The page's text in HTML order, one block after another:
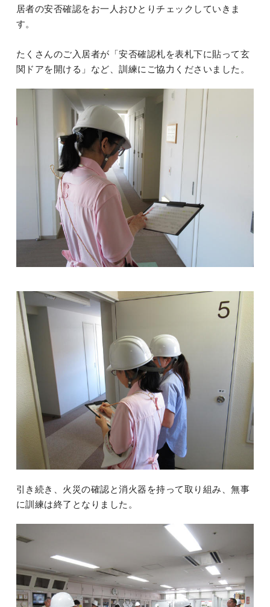
居者の安否確認をお一人おひとりチェックしていきま
す。
たくさんのご入居者が「安否確認札を表札下に貼って玄
関ドアを開ける」など、訓練にご協力くださいました。
引き続き、火災の確認と消火器を持って取り組み、無事
に訓練は終了となりました。